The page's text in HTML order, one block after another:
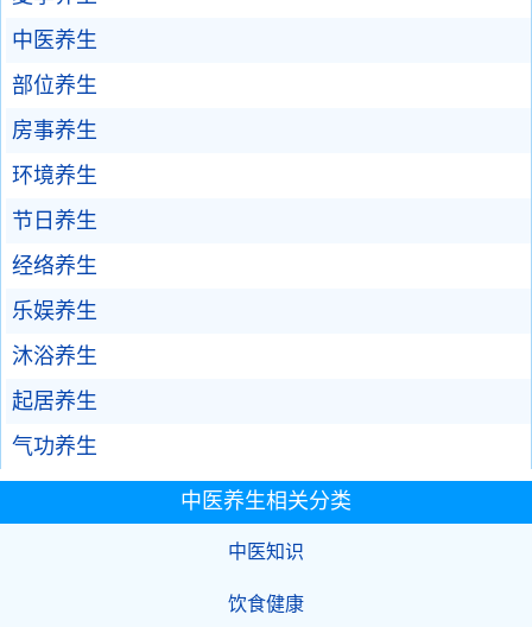
中医养生
部位养生
房事养生
环境养生
节日养生
经络养生
乐娱养生
沐浴养生
起居养生
气功养生
中医养生相关分类
中医知识
饮食健康